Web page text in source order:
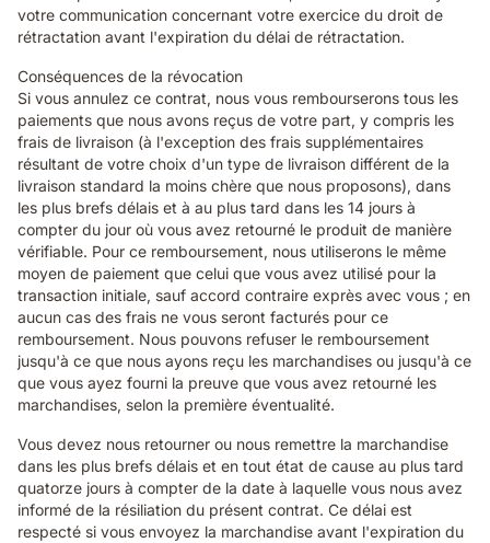
votre communication concernant votre exercice du droit de
rétractation avant l'expiration du délai de rétractation.
Conséquences de la révocation
Si vous annulez ce contrat, nous vous rembourserons tous les
paiements que nous avons reçus de votre part, y compris les
frais de livraison (à l'exception des frais supplémentaires
résultant de votre choix d'un type de livraison différent de la
livraison standard la moins chère que nous proposons), dans
les plus brefs délais et à au plus tard dans les 14 jours à
compter du jour où vous avez retourné le produit de manière
vérifiable. Pour ce remboursement, nous utiliserons le même
moyen de paiement que celui que vous avez utilisé pour la
transaction initiale, sauf accord contraire exprès avec vous ; en
aucun cas des frais ne vous seront facturés pour ce
remboursement. Nous pouvons refuser le remboursement
jusqu'à ce que nous ayons reçu les marchandises ou jusqu'à ce
que vous ayez fourni la preuve que vous avez retourné les
marchandises, selon la première éventualité.
Vous devez nous retourner ou nous remettre la marchandise
dans les plus brefs délais et en tout état de cause au plus tard
quatorze jours à compter de la date à laquelle vous nous avez
informé de la résiliation du présent contrat. Ce délai est
respecté si vous envoyez la marchandise avant l'expiration du